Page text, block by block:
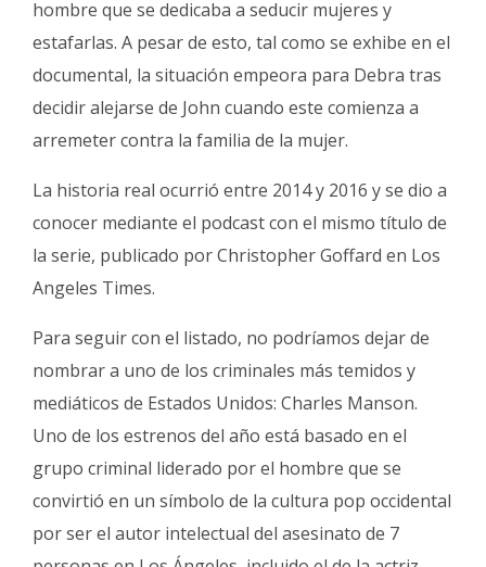
hombre que se dedicaba a seducir mujeres y
estafarlas. A pesar de esto, tal como se exhibe en el
documental, la situación empeora para Debra tras
decidir alejarse de John cuando este comienza a
arremeter contra la familia de la mujer.
La historia real ocurrió entre 2014 y 2016 y se dio a
conocer mediante el podcast con el mismo título de
la serie, publicado por Christopher Goffard en Los
Angeles Times.
Para seguir con el listado, no podríamos dejar de
nombrar a uno de los criminales más temidos y
mediáticos de Estados Unidos: Charles Manson.
Uno de los estrenos del año está basado en el
grupo criminal liderado por el hombre que se
convirtió en un símbolo de la cultura pop occidental
por ser el autor intelectual del asesinato de 7